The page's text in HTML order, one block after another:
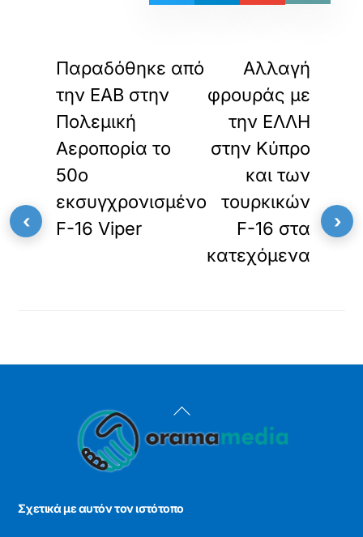
Παραδόθηκε από
την ΕΑΒ στην
Πολεμική
Αεροπορία το
50ο
εκσυγχρονισμένο
F-16 Viper
Αλλαγή
φρουράς με
την ΕΛΛΗ
στην Κύπρο
και των
τουρκικών
F-16 στα
κατεχόμενα
Back
To
Σχετικά με αυτόν τον ιστότοπο
‹ ›